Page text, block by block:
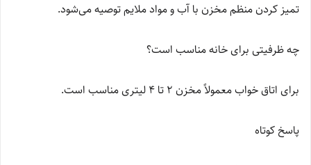
تمیز کردن منظم مخزن با آب و مواد ملایم توصیه می‌شود.
چه ظرفیتی برای خانه مناسب است؟
برای اتاق خواب معمولاً مخزن 2 تا 4 لیتری مناسب است.
پاسخ کوتاه